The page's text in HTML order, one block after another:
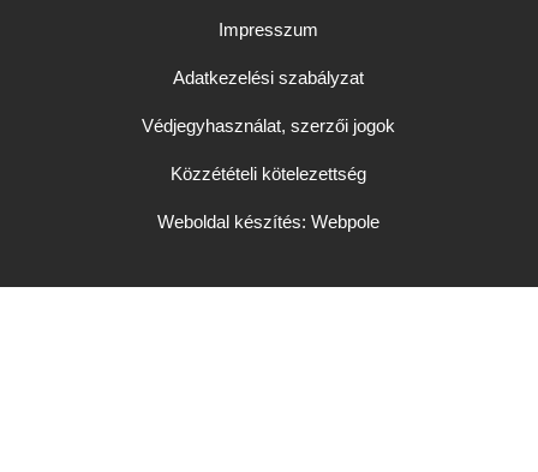
Impresszum
Adatkezelési szabályzat
Védjegyhasználat, szerzői jogok
Közzétételi kötelezettség
Weboldal készítés: Webpole